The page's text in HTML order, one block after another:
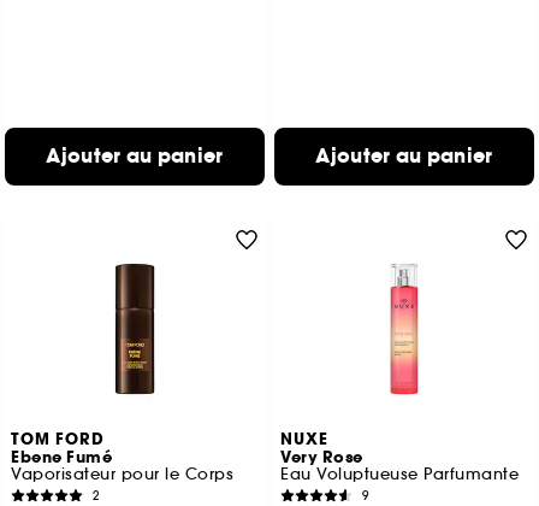
Ajouter au panier Ajouter au panier
TOM FORD
Ebene Fumé
Vaporisateur pour le Corps
2
NUXE
Very Rose
Eau Voluptueuse Parfumante
9